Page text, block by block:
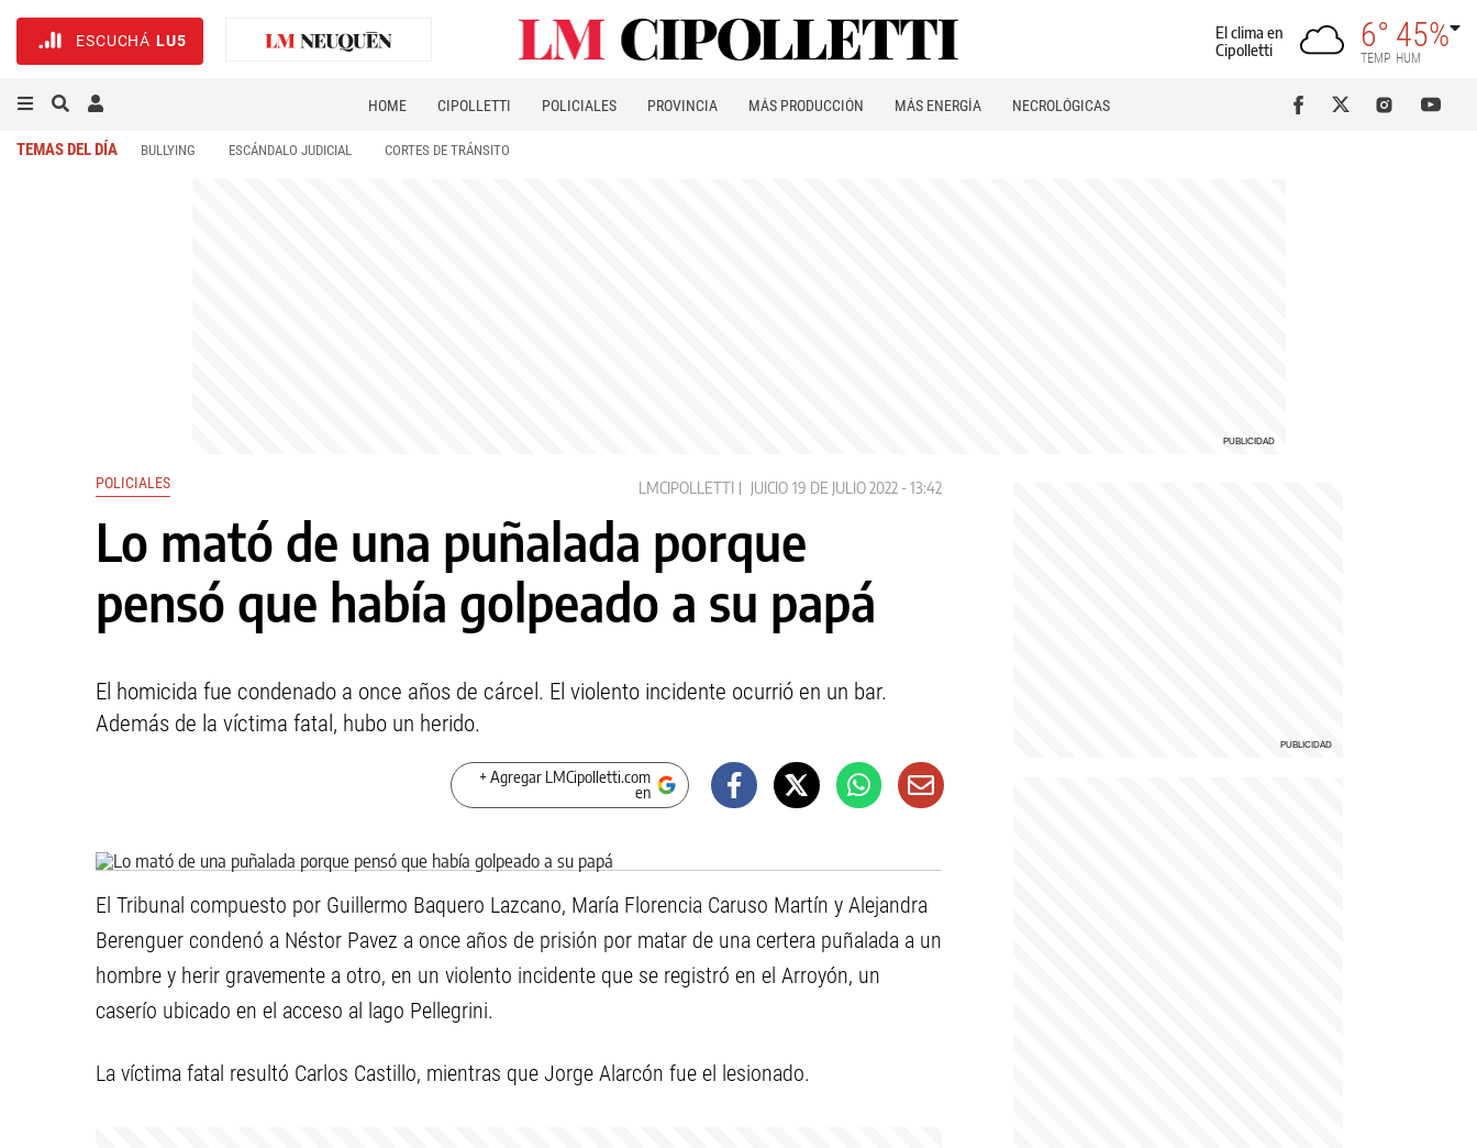
ESCUCHÁ LU5
El clima en
Cipolletti
6°
TEMP
45%
HUM
HOME CIPOLLETTI POLICIALES PROVINCIA MÁS PRODUCCIÓN MÁS ENERGÍA NECROLÓGICAS
TEMAS DEL DÍA BULLYING ESCÁNDALO JUDICIAL CORTES DE TRÁNSITO
POLICIALES LMCIPOLLETTI JUICIO 19 DE JULIO 2022 - 13:42
Lo mató de una puñalada porque
pensó que había golpeado a su papá
El homicida fue condenado a once años de cárcel. El violento incidente ocurrió en un bar.
Además de la víctima fatal, hubo un herido.
+ Agregar LMCipolletti.com
en
El Tribunal compuesto por Guillermo Baquero Lazcano, María Florencia Caruso Martín y Alejandra
Berenguer condenó a Néstor Pavez a once años de prisión por matar de una certera puñalada a un
hombre y herir gravemente a otro, en un violento incidente que se registró en el Arroyón, un
caserío ubicado en el acceso al lago Pellegrini.
La víctima fatal resultó Carlos Castillo, mientras que Jorge Alarcón fue el lesionado.